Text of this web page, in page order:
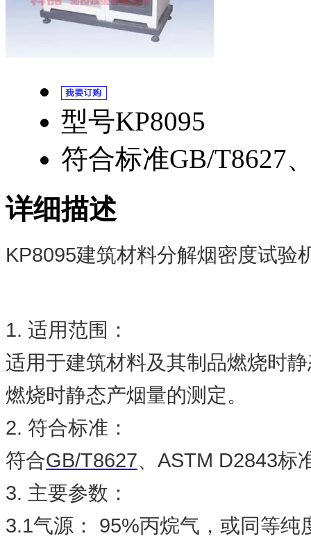
型号KP8095
符合标准GB/T8627
详细描述
KP8095建筑材料分解烟密度试验
1. 适用范围：
适用于建筑材料及其制品燃烧时
燃烧时静态产烟量的测定。
2. 符合标准：
符合GB/T8627、 ASTM D2843标
3. 主要参数：
3.1气源： 95%丙烷气，或同等纯